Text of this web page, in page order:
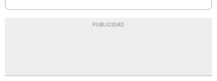
PUBLICIDAD